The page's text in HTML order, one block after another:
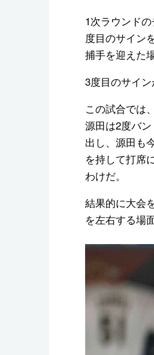
1次ラウンド
度目のサイン
捕手を迎えた
3度目のサイン
この試合では
源田は2度バ
出し、源田も
を持して打席
わけだ。
結果的に大会
を左右する場